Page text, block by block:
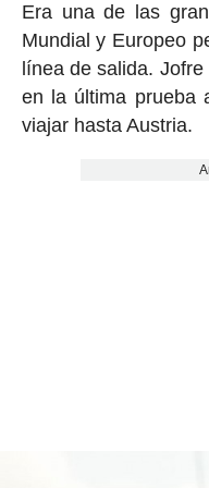
Era una de las
Mundial y Europeo
línea de salida.
en la última prueba
viajar hasta Austria.